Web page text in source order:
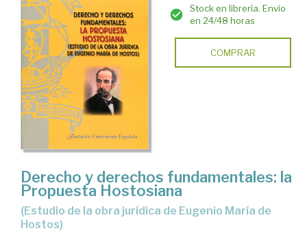
Stock en librería. Envío
en 24/48 horas
COMPRAR
Derecho y derechos fundamentales: la
Propuesta Hostosiana
(Estudio de la obra jurídica de Eugenio María de
Hostos)